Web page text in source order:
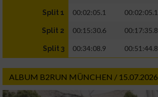
Split 1 00:02:05.1 00:02:05.1
Split 2 00:15:30.6 00:17:35.8
Split 3 00:34:08.9 00:51:44.8
ALBUM B2RUN MÜNCHEN / 15.07.2026